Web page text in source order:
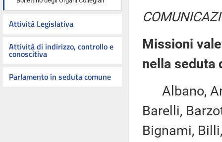
Attività Legislativa
Attività di indirizzo, controllo e
conoscitiva
Parlamento in seduta comune
Missioni
nella seduta
Albano,
Barelli,
Bignami,